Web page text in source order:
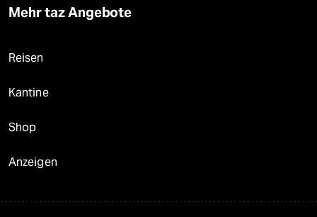
Mehr taz Angebote
Reisen
Kantine
Shop
Anzeigen